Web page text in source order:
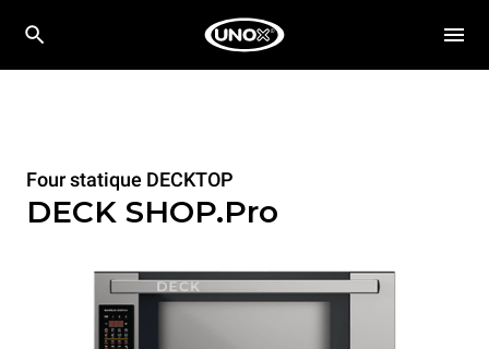
Four statique DECKTOP
DECK SHOP.Pro